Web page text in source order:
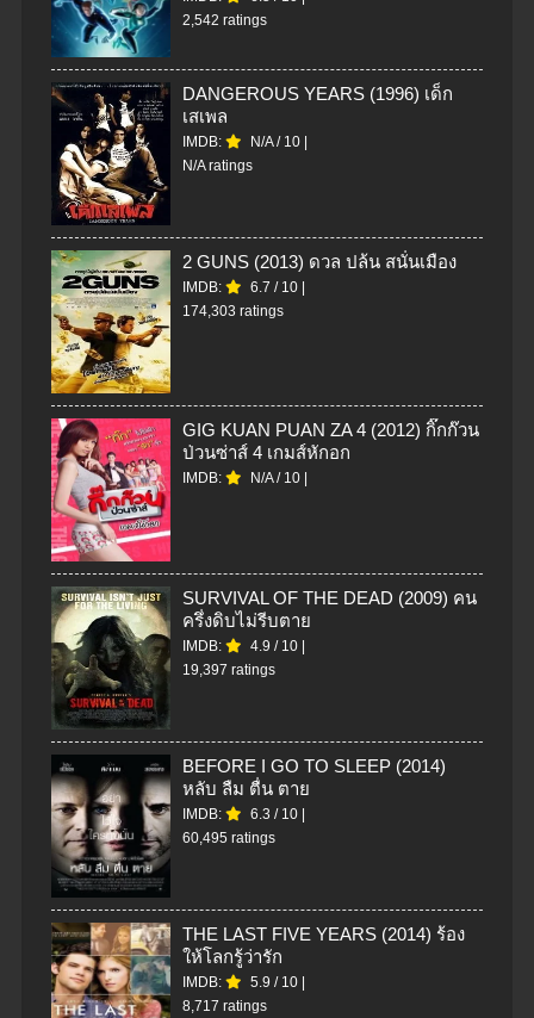
2,542 ratings
DANGEROUS YEARS (1996) เด็ก
เสเพล
IMDB: N/A/ 10 |
N/A ratings
2 GUNS (2013) ดวล ปล้น สนั่นเมือง
IMDB: 6.7 / 10 |
174,303 ratings
GIG KUAN PUAN ZA 4 (2012) กิ๊กก๊วน
ป่วนซ่าส์ 4 เกมส์หักอก
IMDB: N/A/ 10 |
SURVIVAL OF THE DEAD (2009) คน
ครึ่งดิบไม่รีบตาย
IMDB: 4.9 / 10 |
19,397 ratings
BEFORE I GO TO SLEEP (2014)
หลับ ลืม ตื่น ตาย
IMDB: 6.3 / 10 |
60,495 ratings
THE LAST FIVE YEARS (2014) ร้อง
ให้โลกรู้ว่ารัก
IMDB: 5.9 / 10 |
8,717 ratings